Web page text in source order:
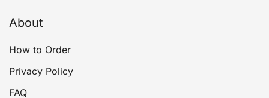
About
How to Order
Privacy Policy
FAQ